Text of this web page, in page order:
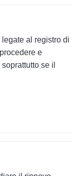
legate al registro di
e
se il